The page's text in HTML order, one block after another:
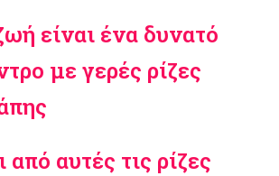
είναι ένα δυνατό
με γερές ρίζες
από αυτές τις ρίζες